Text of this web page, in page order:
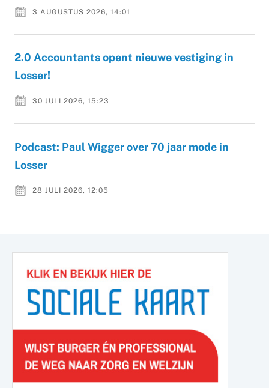
3 AUGUSTUS 2026, 14:01
2.0 Accountants opent nieuwe vestiging in
Losser!
30 JULI 2026, 15:23
Podcast: Paul Wigger over 70 jaar mode in
Losser
28 JULI 2026, 12:05